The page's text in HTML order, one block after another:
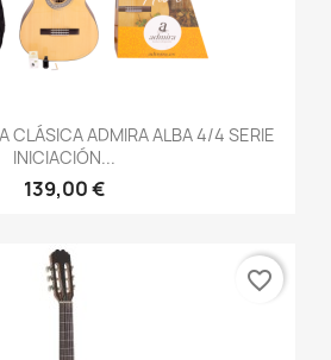
CLÁSICA ADMIRA ALBA 4/4 SERIE
INICIACIÓN...
139,00 €
favorite_border